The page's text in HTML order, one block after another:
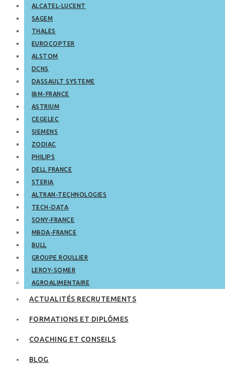
ALCATEL-LUCENT
SAGEM
THALES
EUROCOPTER
ALSTOM
DCNS
DASSAULT SYSTEME
IBM-FRANCE
ASTRIUM
CEGELEC
SIEMENS
ZODIAC
PHILIPS
DELL FRANCE
STERIA
ALTRAN-TECHNOLOGIES
TECH-DATA
SONY-FRANCE
MBDA-FRANCE
BULL
GROUPE ROULLIER
LEROY-SOMER
AGROALIMENTAIRE
ACTUALITÉS RECRUTEMENTS
FORMATIONS ET DIPLÔMES
COACHING ET CONSEILS
BLOG